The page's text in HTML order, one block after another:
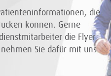
die
können. Gerne
die Flyer
Sie dafür mit uns